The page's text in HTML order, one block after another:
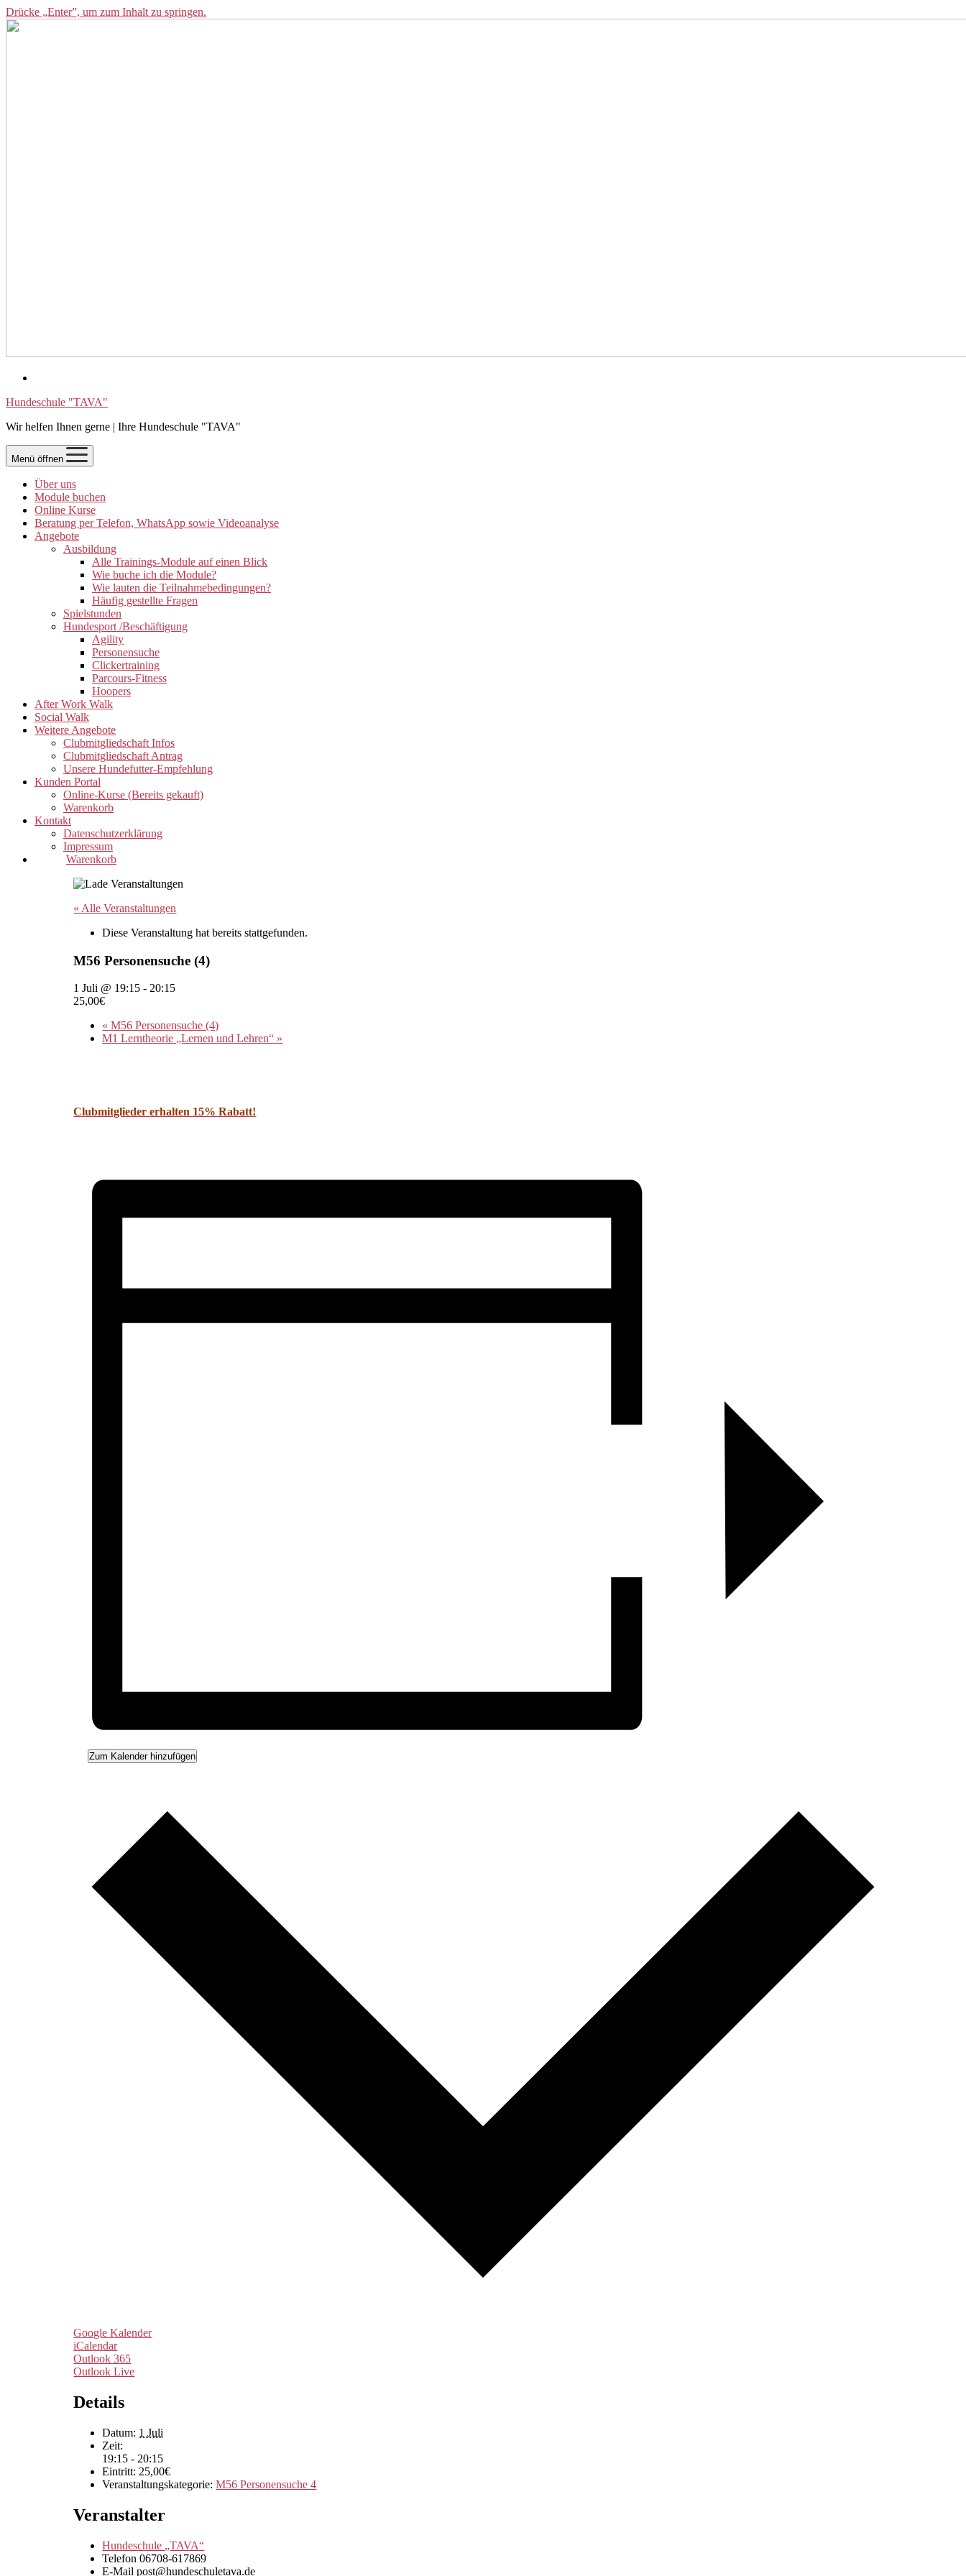
Drücke „Enter”, um zum Inhalt zu springen.
Hundeschule "TAVA"
Wir helfen Ihnen gerne | Ihre Hundeschule "TAVA"
Menü öffnen
Über uns
Module buchen
Online Kurse
Beratung per Telefon, WhatsApp sowie Videoanalyse
Angebote
Ausbildung
Alle Trainings-Module auf einen Blick
Wie buche ich die Module?
Wie lauten die Teilnahmebedingungen?
Häufig gestellte Fragen
Spielstunden
Hundesport /Beschäftigung
Agility
Personensuche
Clickertraining
Parcours-Fitness
Hoopers
After Work Walk
Social Walk
Weitere Angebote
Clubmitgliedschaft Infos
Clubmitgliedschaft Antrag
Unsere Hundefutter-Empfehlung
Kunden Portal
Online-Kurse (Bereits gekauft)
Warenkorb
Kontakt
Datenschutzerklärung
Impressum
Warenkorb
« Alle Veranstaltungen
Diese Veranstaltung hat bereits stattgefunden.
M56 Personensuche (4)
1 Juli @ 19:15 -20:15
25,00€
« M56 Personensuche (4)
M1 Lerntheorie „Lernen und Lehren“ »
Clubmitglieder erhalten 15% Rabatt!
Zum Kalender hinzufügen
Google Kalender
iCalendar
Outlook 365
Outlook Live
Details
Datum: 1 Juli
Zeit:
19:15 - 20:15
Eintritt: 25,00€
Veranstaltungskategorie: M56 Personensuche 4
Veranstalter
Hundeschule „TAVA“
Telefon06708-617869
E-Mailpost@hundeschuletava.de